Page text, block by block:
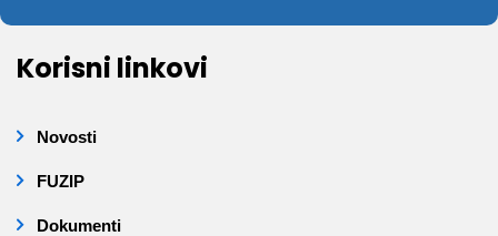
Korisni linkovi
Novosti
FUZIP
Dokumenti